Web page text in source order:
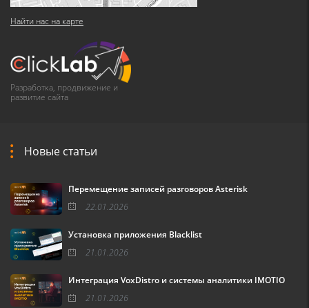
Найти нас на карте
Разработка, продвижение и
развитие сайта
Новые статьи
Перемещение записей разговоров Asterisk
22.01.2026
Установка приложения Blacklist
21.01.2026
Интеграция VoxDistro и системы аналитики IMOTIO
21.01.2026